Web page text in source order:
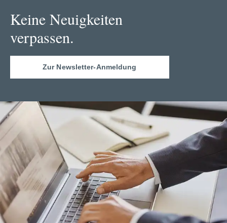
Keine Neuigkeiten
verpassen.
Zur Newsletter-Anmeldung